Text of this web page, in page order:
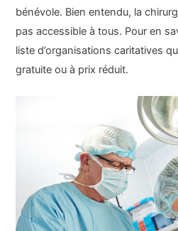
bénévole. Bien entendu, la
pas accessible à tous. Pour en
liste d’organisations caritatives
gratuite ou à prix réduit.